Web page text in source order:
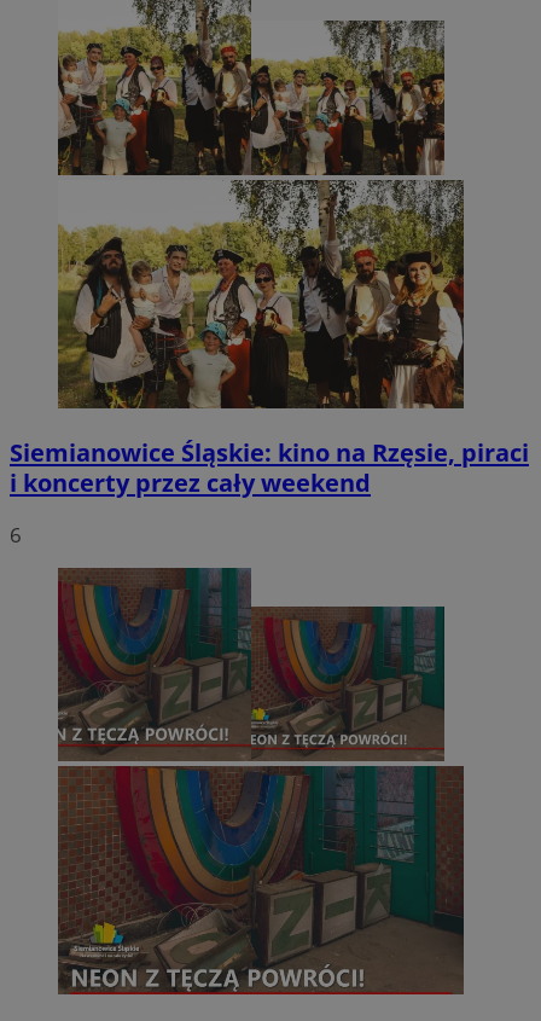
Siemianowice Śląskie: kino na Rzęsie, piraci
i koncerty przez cały weekend
6